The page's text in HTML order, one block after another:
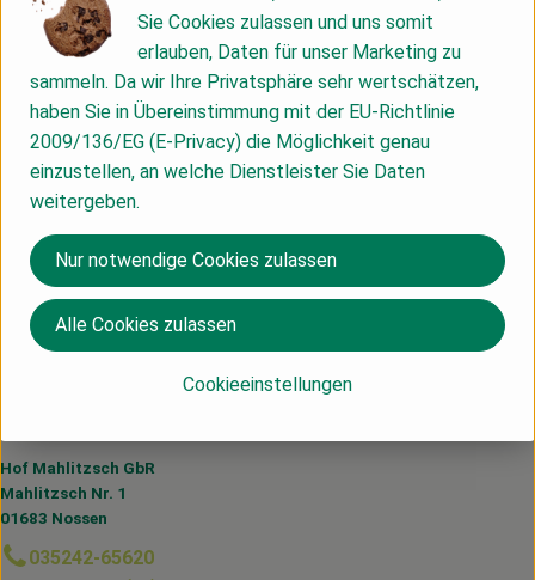
Info
Produktinformationen
Herkunft
Hof Mahlitzsch GbR
Mahlitzsch Nr. 1
01683 Nossen
035242-65620
Sie Cookies zulassen und uns somit
erlauben, Daten für unser Marketing zu
sammeln. Da wir Ihre Privatsphäre sehr wertschätzen,
haben Sie in Übereinstimmung mit der EU-Richtlinie
2009/136/EG (E-Privacy) die Möglichkeit genau
einzustellen, an welche Dienstleister Sie Daten
weitergeben.
Cookieeinstellungen
Nur notwendige Cookies zulassen
Alle Cookies zulassen